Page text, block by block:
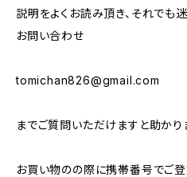
説明をよくお読み頂き、それでも
お問い合わせ
tomichan826@gmail.com
までご質問いただけますと助かり
お買い物のの際に携帯番号でご登